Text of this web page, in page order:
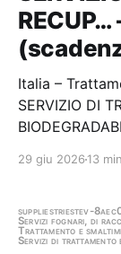
Italia –
SERVIZIO DI
20.02.01
aggiudicazione
29 giu 2026 13
suppliestriestev-
Servizi fognari, di
Trattamento e
Servizi di trattamento